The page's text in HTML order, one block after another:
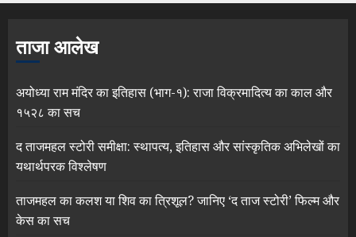
ताजा आलेख
अयोध्या राम मंदिर का इतिहास (भाग-१): राजा विक्रमादित्य का काल और
१५२८ का सच
द ताजमहल स्टोरी समीक्षा: स्थापत्य, इतिहास और सांस्कृतिक अभिलेखों का
यथार्थपरक विश्लेषण
ताजमहल का कलश या शिव का त्रिशूल? जानिए ‘द ताज स्टोरी’ फिल्म और
केस का सच